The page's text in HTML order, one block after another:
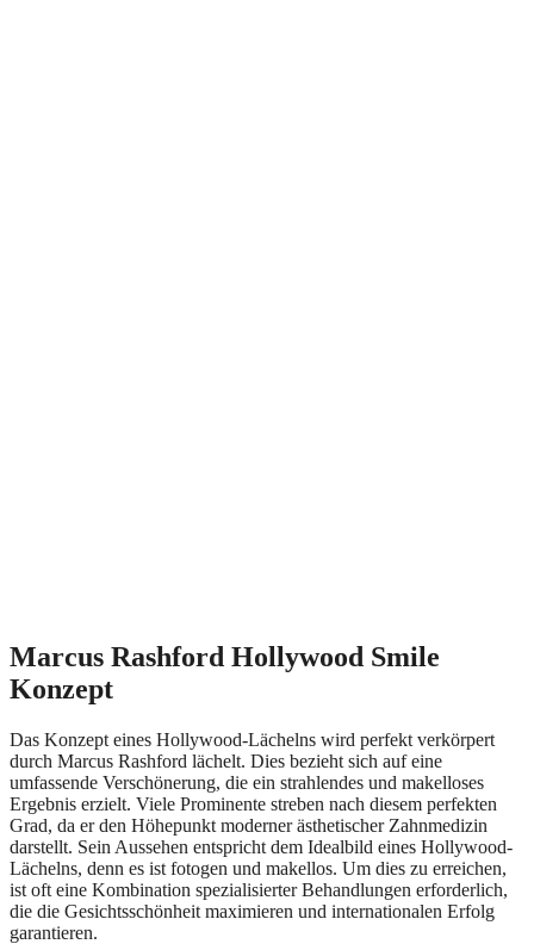
Marcus Rashford Hollywood Smile
Konzept
Das Konzept eines Hollywood-Lächelns wird perfekt verkörpert
durch Marcus Rashford lächelt. Dies bezieht sich auf eine
umfassende Verschönerung, die ein strahlendes und makelloses
Ergebnis erzielt. Viele Prominente streben nach diesem perfekten
Grad, da er den Höhepunkt moderner ästhetischer Zahnmedizin
darstellt. Sein Aussehen entspricht dem Idealbild eines Hollywood-
Lächelns, denn es ist fotogen und makellos. Um dies zu erreichen,
ist oft eine Kombination spezialisierter Behandlungen erforderlich,
die die Gesichtsschönheit maximieren und internationalen Erfolg
garantieren.